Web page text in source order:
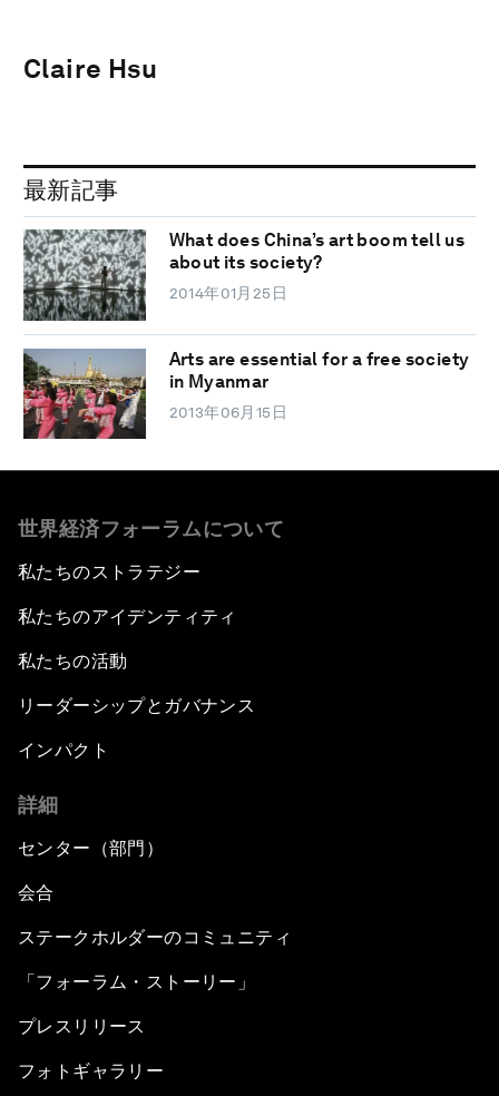
Claire Hsu
最新記事
What does China’s art boom tell us
about its society?
2014年01月25日
Arts are essential for a free society
in Myanmar
2013年06月15日
世界経済フォーラムについて
私たちのストラテジー
私たちのアイデンティティ
私たちの活動
リーダーシップとガバナンス
インパクト
詳細
センター（部門）
会合
ステークホルダーのコミュニティ
「フォーラム・ストーリー」
プレスリリース
フォトギャラリー